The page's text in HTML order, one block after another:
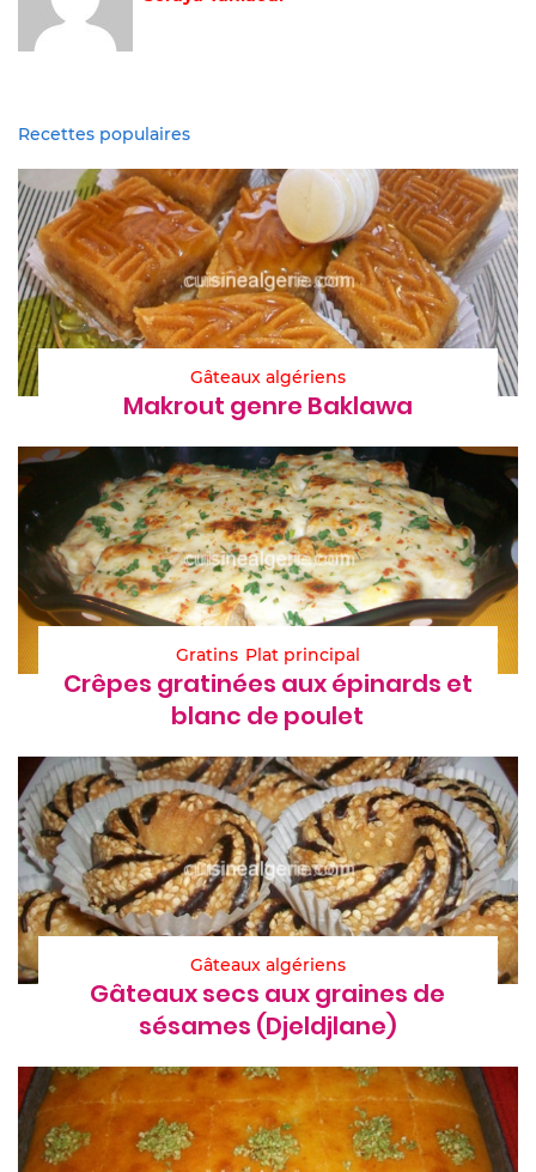
Recettes populaires
Gâteaux algériens
Makrout genre Baklawa
Gratins Plat principal
Crêpes gratinées aux épinards et
blanc de poulet
Gâteaux algériens
Gâteaux secs aux graines de
sésames (Djeldjlane)